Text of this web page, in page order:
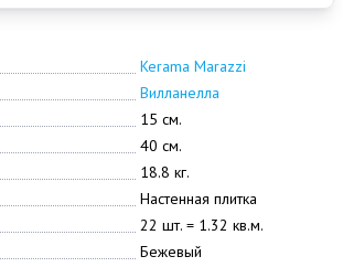
Kerama Marazzi
Вилланелла
15 см.
40 см.
18.8 кг.
Настенная плитка
22 шт. = 1.32 кв.м.
Бежевый